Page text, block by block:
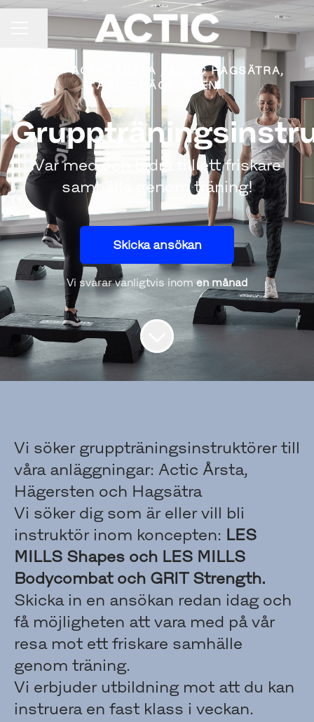
KARRIÄRMENY
Dela sidan
· ACTIC ÅRSTA , ACTIC HAGSÄTRA,
ACTIC HÄGERSTEN
Var med och bidra till ett friskare
samhälle genom träning!
Skicka ansökan
Vi svarar vanligtvis inom en månad
Vi söker gruppträningsinstruktörer till
våra anläggningar: Actic Årsta,
Hägersten och Hagsätra
Vi söker dig som är eller vill bli
instruktör inom koncepten: LES
MILLS Shapes och LES MILLS
Bodycombat och GRIT Strength.
Skicka in en ansökan redan idag och
få möjligheten att vara med på vår
resa mot ett friskare samhälle
genom träning.
Vi erbjuder utbildning mot att du kan
instruera en fast klass i veckan.